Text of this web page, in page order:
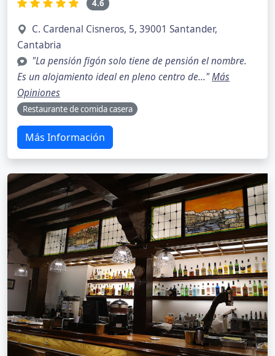
4.6
C. Cardenal Cisneros, 5, 39001 Santander,
Cantabria
"La pensión figón solo tiene de pensión el nombre.
Es un alojamiento ideal en pleno centro de..."Más
Opiniones
Restaurante de comida casera
Más Información